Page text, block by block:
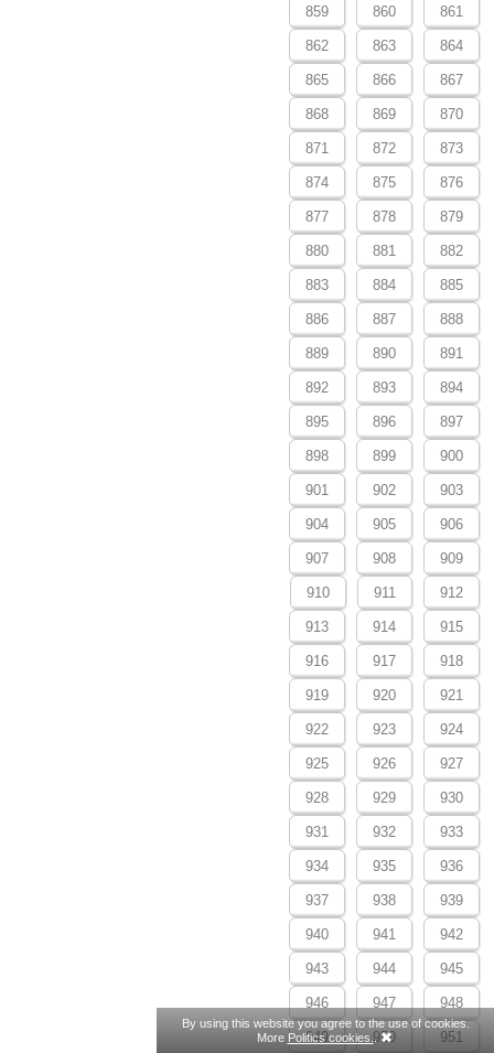
859 860 861
862 863 864
865 866 867
868 869 870
871 872 873
874 875 876
877 878 879
880 881 882
883 884 885
886 887 888
889 890 891
892 893 894
895 896 897
898 899 900
901 902 903
904 905 906
907 908 909
910 911 912
913 914 915
916 917 918
919 920 921
922 923 924
925 926 927
928 929 930
931 932 933
934 935 936
937 938 939
940 941 942
943 944 945
946 947 948
949 950 951
By using this website you agree to the use of cookies.
More Politics cookies. .